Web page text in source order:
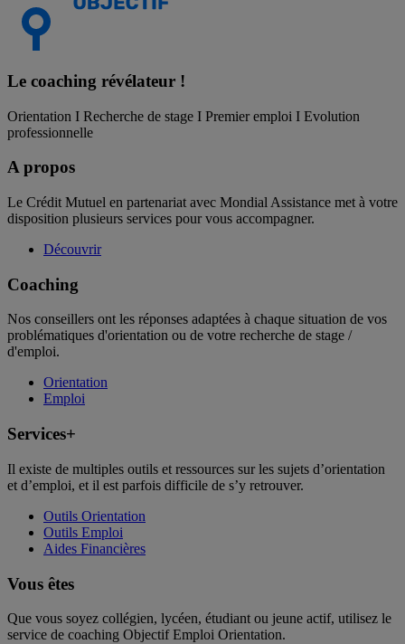
Le coaching révélateur !
Orientation I Recherche de stage I Premier emploi I Evolution
professionnelle
A propos
Le Crédit Mutuel en partenariat avec Mondial Assistance met à votre
disposition plusieurs services pour vous accompagner.
Découvrir
Coaching
Nos conseillers ont les réponses adaptées à chaque situation de vos
problématiques d'orientation ou de votre recherche de stage /
d'emploi.
Orientation
Emploi
Services+
Il existe de multiples outils et ressources sur les sujets d’orientation
et d’emploi, et il est parfois difficile de s’y retrouver.
Outils Orientation
Outils Emploi
Aides Financières
Vous êtes
Que vous soyez collégien, lycéen, étudiant ou jeune actif, utilisez le
service de coaching Objectif Emploi Orientation.